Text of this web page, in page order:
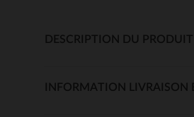
DESCRIPTION DU PRODUIT
INFORMATION LIVRAISON